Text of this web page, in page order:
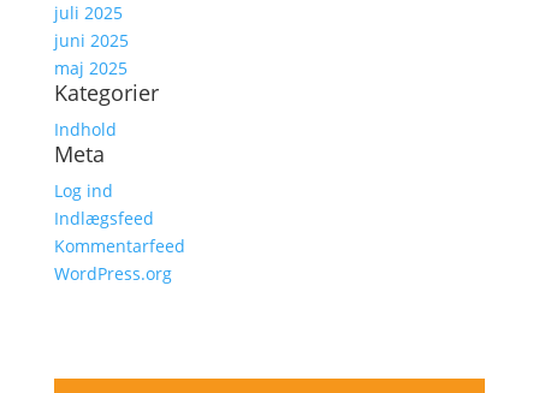
juli 2025
juni 2025
maj 2025
Kategorier
Indhold
Meta
Log ind
Indlægsfeed
Kommentarfeed
WordPress.org